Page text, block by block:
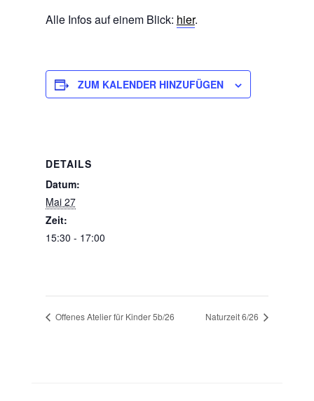
Alle Infos auf einem Blick: hier.
ZUM KALENDER HINZUFÜGEN
DETAILS
Datum:
Mai 27
Zeit:
15:30 - 17:00
Offenes Atelier für Kinder 5b/26 Naturzeit 6/26